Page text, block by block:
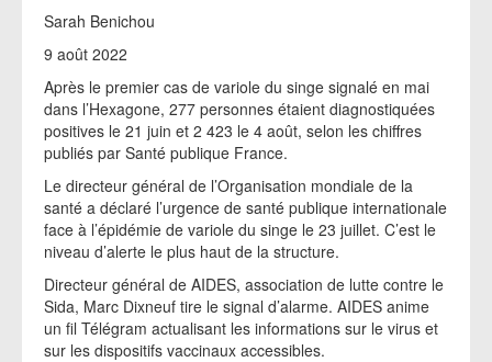
Sarah Benichou
9 août 2022
Après le premier cas de variole du singe signalé en mai
dans l’Hexagone, 277 personnes étaient diagnostiquées
positives le 21 juin et 2 423 le 4 août, selon les chiffres
publiés par Santé publique France.
Le directeur général de l’Organisation mondiale de la
santé a déclaré l’urgence de santé publique internationale
face à l’épidémie de variole du singe le 23 juillet. C’est le
niveau d’alerte le plus haut de la structure.
Directeur général de AIDES, association de lutte contre le
Sida, Marc Dixneuf tire le signal d’alarme. AIDES anime
un fil Télégram actualisant les informations sur le virus et
sur les dispositifs vaccinaux accessibles.